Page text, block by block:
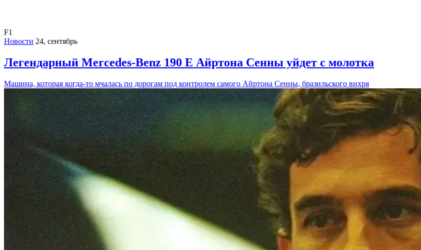
F1
Новости 24, сентябрь
Легендарный Mercedes-Benz 190 E Айртона Сенны уйдет с молотка
Машина, которая когда-то мчалась по дорогам под контролем самого Айртона Сенны, бразильского вихря